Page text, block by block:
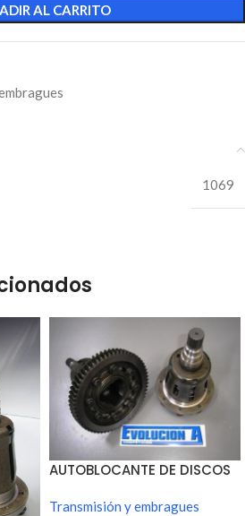
AL CARRITO
1069
AUTOBLOCANTE DE DISCOS
Transmisión y embragues